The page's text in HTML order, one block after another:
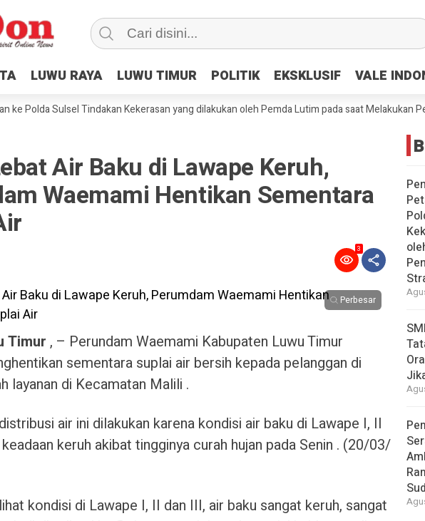
LUWU RAYA LUWU TIMUR POLITIK EKSKLUSIF VALE
LUWU RAYA LUWU TIMUR POLITIK EKSKLUSIF VALE
Sulsel Tindakan Kekerasan yang dilakukan oleh Pemda Lutim pada saat Melakukan
Air Baku di Lawape Keruh,
Waemami Hentikan Sementara
3
Perbesar
Timur , – Perundam Waemami Kabupaten Luwu Timur
sementara suplai air bersih kepada pelanggan di
layanan di Kecamatan Malili .
air ini dilakukan karena kondisi air baku di Lawape I, II
keruh akibat tingginya curah hujan pada Senin . (20/03/
kondisi di Lawape I, II dan III, air baku sangat keruh, sangat